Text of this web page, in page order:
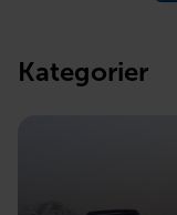
Kategorier